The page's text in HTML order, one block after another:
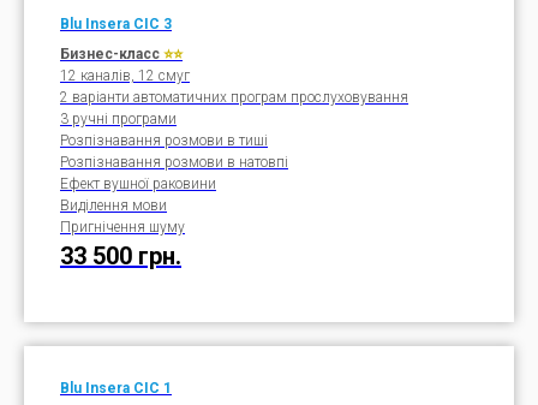
Blu Insera CIC 3
Бизнес-класс ⭐⭐
12 каналів, 12 смуг
2 варіанти автоматичних програм прослуховування
3 ручні програми
Розпізнавання розмови в тиші
Розпізнавання розмови в натовпі
Ефект вушної раковини
Виділення мови
Пригнічення шуму
33 500 грн.
Blu Insera CIC 1